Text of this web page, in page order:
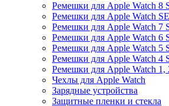
Ремешки для Apple Watch 8
Ремешки для Apple Watch SE
Ремешки для Apple Watch 7
Ремешки для Apple Watch 6
Ремешки для Apple Watch 5
Ремешки для Apple Watch 4
Ремешки для Apple Watch 1,
Чехлы для Apple Watch
Зарядные устройства
Защитные пленки и стекла